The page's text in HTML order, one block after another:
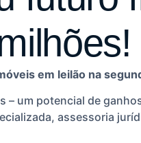
em leilão na
– um potencial de
assessoria